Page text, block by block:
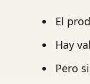
El
Hay
Pero